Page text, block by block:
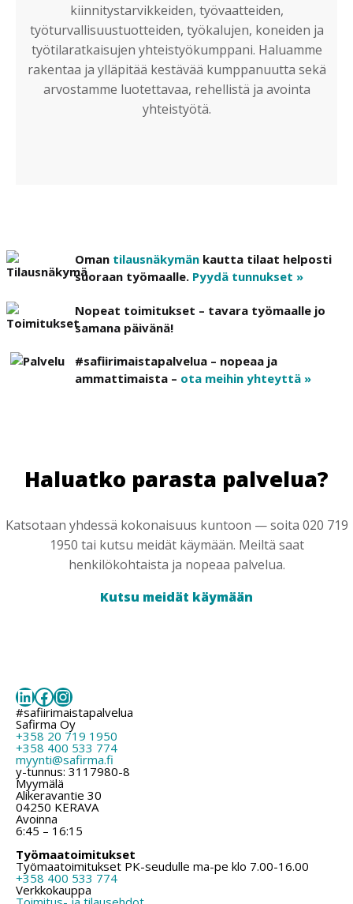
kiinnitystarvikkeiden, työvaatteiden,
työturvallisuustuotteiden, työkalujen, koneiden ja
työtilaratkaisujen yhteistyökumppani. Haluamme
rakentaa ja ylläpitää kestävää kumppanuutta sekä
arvostamme luotettavaa, rehellistä ja avointa
yhteistyötä.
Oman tilausnäkymän kautta tilaat helposti
suoraan työmaalle. Pyydä tunnukset »
Nopeat toimitukset – tavara työmaalle jo
samana päivänä!
#safiirimaistapalvelua – nopeaa ja
ammattimaista – ota meihin yhteyttä »
Haluatko parasta palvelua?
Katsotaan yhdessä kokonaisuus kuntoon — soita 020 719
1950 tai kutsu meidät käymään. Meiltä saat
henkilökohtaista ja nopeaa palvelua.
Kutsu meidät käymään
LinkedIn
Facebook
Instagram
#safiirimaistapalvelua
Safirma Oy
+358 20 719 1950
+358 400 533 774
myynti@safirma.fi
y-tunnus: 3117980-8
Myymälä
Alikeravantie 30
04250 KERAVA
Avoinna
6:45 – 16:15
Työmaatoimitukset
Työmaatoimitukset PK-seudulle ma-pe klo 7.00-16.00
+358 400 533 774
Verkkokauppa